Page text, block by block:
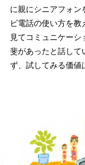
に親にシニアフォン
ビ電話の使い方を
見てコミュニケーシ
斐があったと話して
ず、試してみる価値